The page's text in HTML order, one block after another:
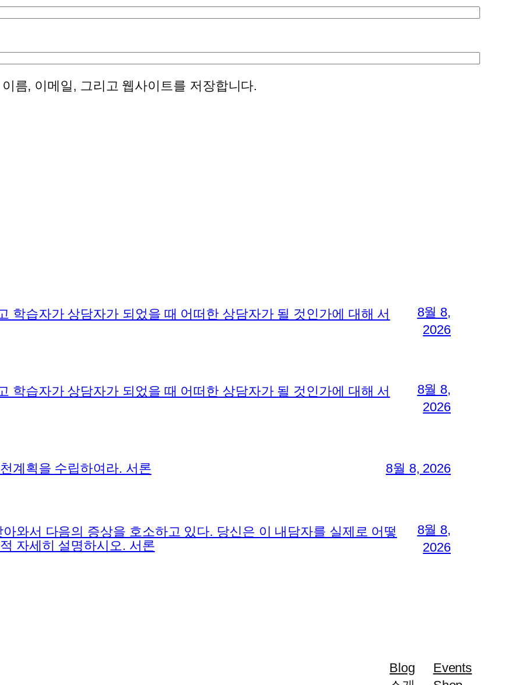
름, 이메일, 그리고 웹사이트를 저장합니다.
학습자가 상담자가 되었을 때 어떠한 상담자가 될 것인가에 대해 서
8월 8,
2026
학습자가 상담자가 되었을 때 어떠한 상담자가 될 것인가에 대해 서
8월 8,
2026
계획을 수립하여라. 서론 8월 8, 2026
와서 다음의 증상을 호소하고 있다. 당신은 이 내담자를 실제로 어떻
자세히 설명하시오. 서론
8월 8,
2026
Blog
Events